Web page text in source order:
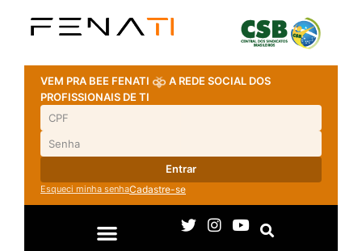
VEM PRA BEE FENATI
A REDE SOCIAL DOS
PROFISSIONAIS DE TI
Entrar
Esqueci minha senhaCadastre-se